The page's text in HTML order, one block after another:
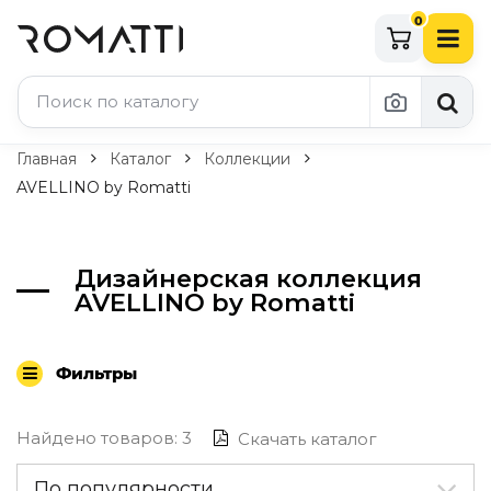
0
Каталог Romatti
Свет и освещение
Подвесные светильники
Настольные лампы
Технический свет
Уличное освещение
Главная Каталог
Коллекции
AVELLINO by Romatti
Дизайнерская коллекция
AVELLINO by Romatti
Фильтры
Найдено товаров: 3 Скачать каталог